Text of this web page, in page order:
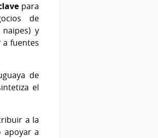
para
de
y
a fuentes
de
el
a la
apoyar a